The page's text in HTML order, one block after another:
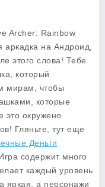
Archer: Rainbow
аркадка на Андроид,
этого слова! Тебе
который
мирам, чтобы
которые
это окружено
Гляньте, тут еще
Деньги
содержит много
каждый уровень
яркая, а персонажи